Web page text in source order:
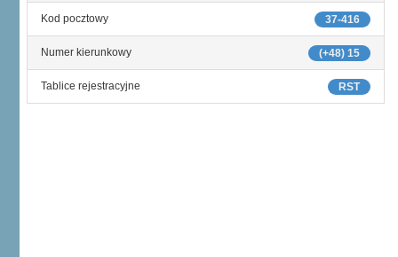
37-416
Kod pocztowy
(+48) 15
Numer kierunkowy
RST
Tablice rejestracyjne